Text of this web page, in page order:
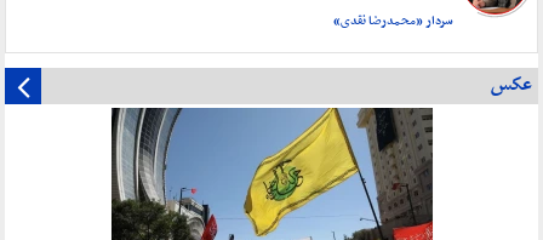
سردار «محمدرضا نقدی»
عکس